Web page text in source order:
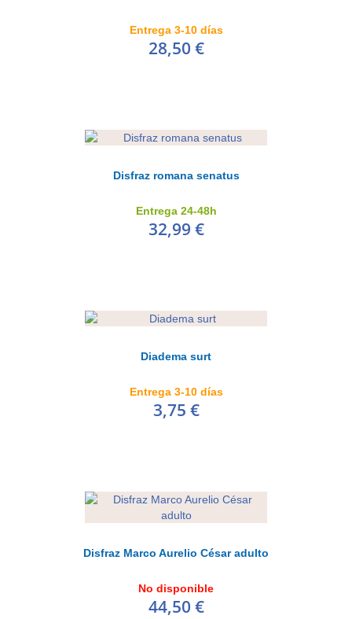
Entrega 3-10 días
28,50 €
Disfraz romana senatus
Entrega 24-48h
32,99 €
Diadema surt
Entrega 3-10 días
3,75 €
Disfraz Marco Aurelio César adulto
No disponible
44,50 €